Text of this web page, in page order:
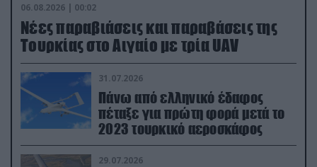
06.08.2026 | 00:02
Νέες παραβιάσεις και παραβάσεις της
Τουρκίας στο Αιγαίο με τρία UAV
31.07.2026
Πάνω από ελληνικό έδαφος
πέταξε για πρώτη φορά μετά το
2023 τουρκικό αεροσκάφος
29.07.2026